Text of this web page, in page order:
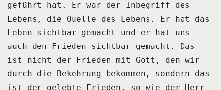
geführt hat.
Er war der Inbegriff des
Lebens, die Quelle des Lebens.
Er hat das
Leben sichtbar gemacht und er hat uns
auch den Frieden sichtbar gemacht.
Das
ist nicht der Frieden mit Gott, den wir
durch die Bekehrung bekommen,
sondern das
ist der gelebte Frieden, so wie der Herr